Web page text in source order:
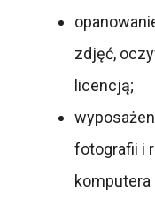
zdjęć,
licencją;
fotografii i
komputera